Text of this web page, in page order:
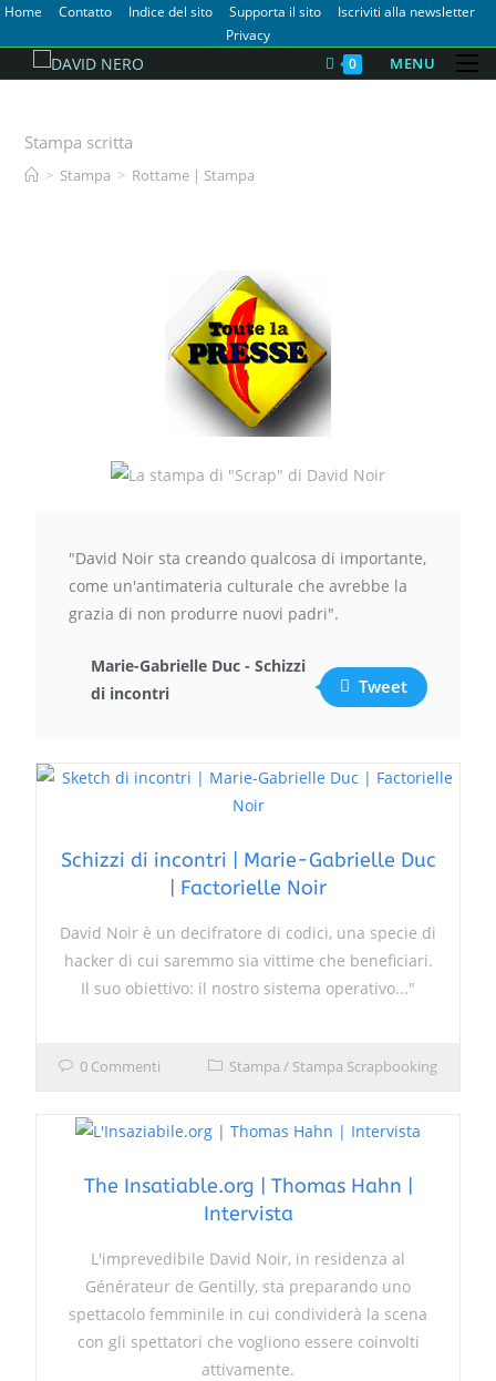
Home Contatto Indice del sito Supporta il sito
Iscriviti alla newsletter
Privacy
0
MENU
Stampa scritta
> Stampa > Rottame | Stampa
"David Noir sta creando qualcosa di importante,
come un'antimateria culturale che avrebbe la
grazia di non produrre nuovi padri".
Marie-Gabrielle Duc - Schizzi
di incontri
Tweet
Schizzi di incontri | Marie-Gabrielle Duc
| Factorielle Noir
David Noir è un decifratore di codici, una specie di
hacker di cui saremmo sia vittime che beneficiari.
Il suo obiettivo: il nostro sistema operativo..."
0 Commenti Stampa / Stampa Scrapbooking
The Insatiable.org | Thomas Hahn |
Intervista
L'imprevedibile David Noir, in residenza al
Générateur de Gentilly, sta preparando uno
spettacolo femminile in cui condividerà la scena
con gli spettatori che vogliono essere coinvolti
attivamente.